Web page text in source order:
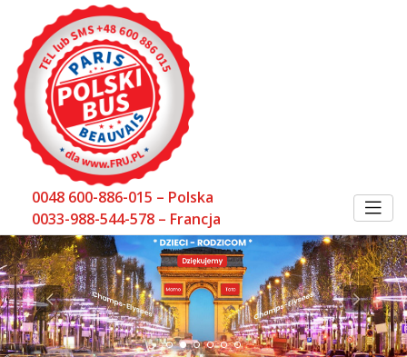
0048 600-886-015 – Polska
0033-988-544-578 – Francja